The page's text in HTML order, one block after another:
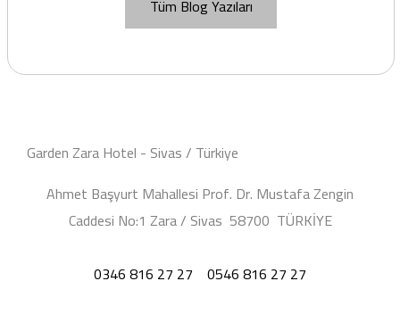
Tüm Blog Yazıları
Garden Zara Hotel - Sivas / Türkiye
Ahmet Başyurt Mahallesi Prof. Dr. Mustafa Zengin
Caddesi No:1 Zara / Sivas 58700 TÜRKİYE
0346 816 27 27 0546 816 27 27